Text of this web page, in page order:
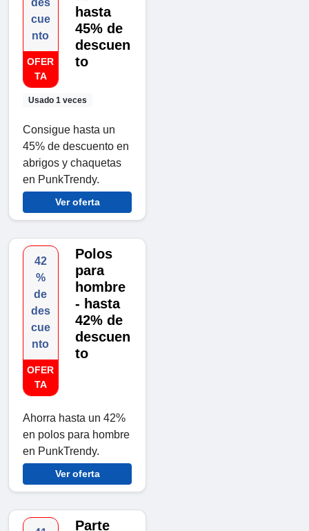
cue
nto
OFER
TA
Usado 1 veces
hasta
45% de
descuen
to
Consigue hasta un
45% de descuento en
abrigos y chaquetas
en PunkTrendy.
Ver oferta
42
%
de
des
cue
nto
OFER
TA
Polos
para
hombre
- hasta
42% de
descuen
to
Ahorra hasta un 42%
en polos para hombre
en PunkTrendy.
Ver oferta
Parte